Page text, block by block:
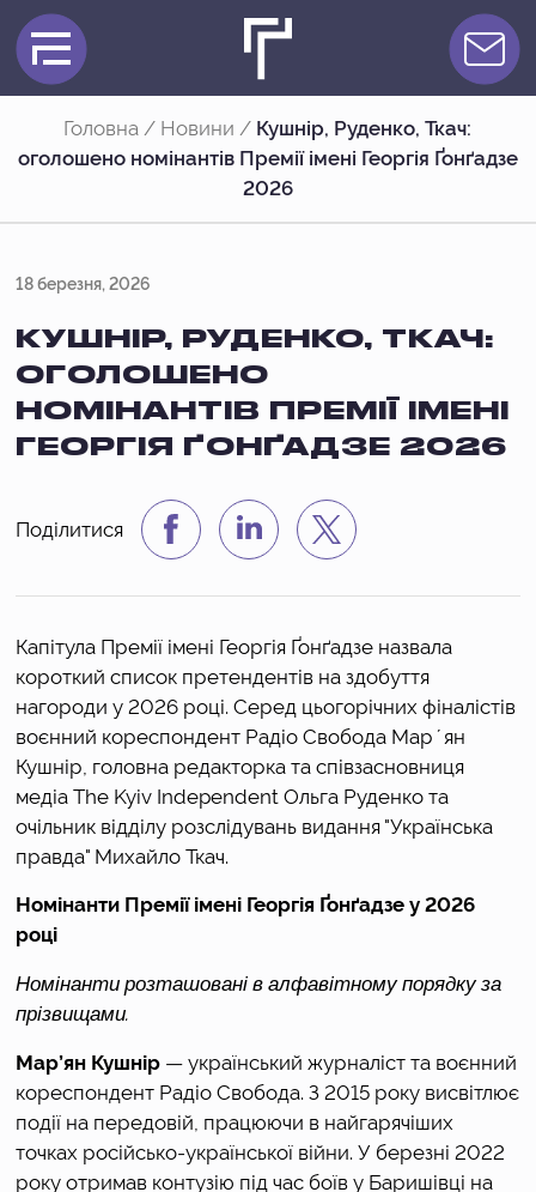
Головна / Новини / Кушнір, Руденко, Ткач:
оголошено номінантів Премії імені Георгія Ґонґадзе
2026
18 березня, 2026
КУШНІР, РУДЕНКО, ТКАЧ:
ОГОЛОШЕНО
НОМІНАНТІВ ПРЕМІЇ ІМЕНІ
ГЕОРГІЯ ҐОНҐАДЗЕ 2026
Поділитися
Капітула Премії імені Георгія Ґонґадзе назвала
короткий список претендентів на здобуття
нагороди у 2026 році. Серед цьогорічних фіналістів
воєнний кореспондент Радіо Свобода Марʼян
Кушнір, головна редакторка та співзасновниця
медіа The Kyiv Independent Ольга Руденко та
очільник відділу розслідувань видання "Українська
правда" Михайло Ткач.
Номінанти Премії імені Георгія Ґонґадзе у 2026
році
Номінанти розташовані в алфавітному порядку за
прізвищами.
Мар’ян Кушнір — український журналіст та воєнний
кореспондент Радіо Свобода. З 2015 року висвітлює
події на передовій, працюючи в найгарячіших
точках російсько-української війни. У березні 2022
року отримав контузію під час боїв у Баришівці на